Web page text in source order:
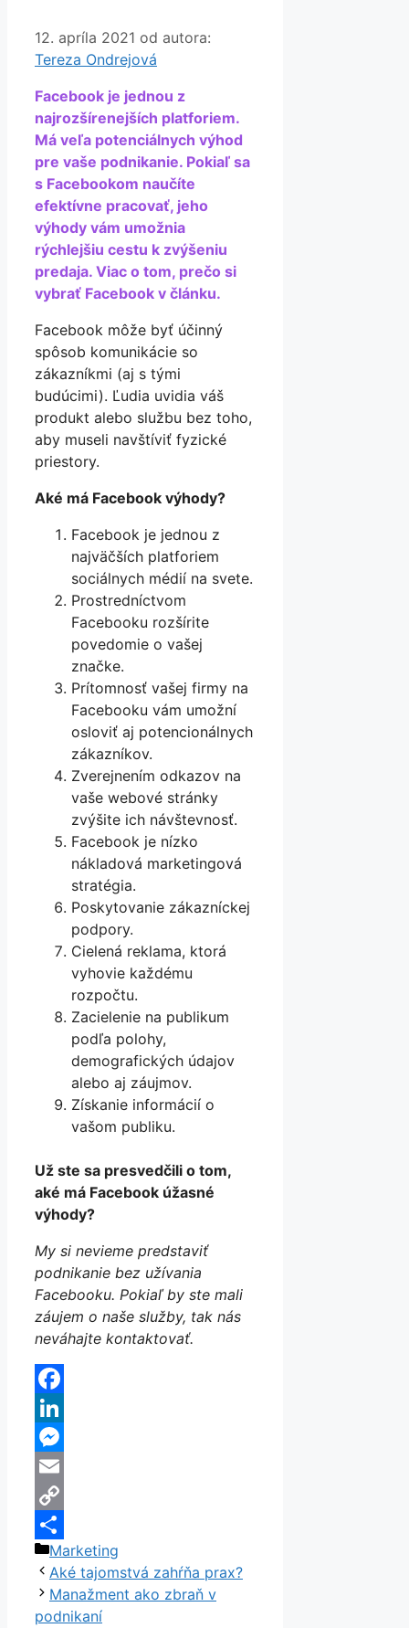
12. apríla 2021 od autora:
Tereza Ondrejová
Facebook je jednou z
najrozšírenejších platforiem.
Má veľa potenciálnych výhod
pre vaše podnikanie. Pokiaľ sa
s Facebookom naučíte
efektívne pracovať, jeho
výhody vám umožnia
rýchlejšiu cestu k zvýšeniu
predaja. Viac o tom, prečo si
vybrať Facebook v článku.
Facebook môže byť účinný
spôsob komunikácie so
zákazníkmi (aj s tými
budúcimi). Ľudia uvidia váš
produkt alebo službu bez toho,
aby museli navštíviť fyzické
priestory.
Aké má Facebook výhody?
Facebook je jednou z
najväčších platforiem
sociálnych médií na svete.
Prostredníctvom
Facebooku rozšírite
povedomie o vašej
značke.
Prítomnosť vašej firmy na
Facebooku vám umožní
osloviť aj potencionálnych
zákazníkov.
Zverejnením odkazov na
vaše webové stránky
zvýšite ich návštevnosť.
Facebook je nízko
nákladová marketingová
stratégia.
Poskytovanie zákazníckej
podpory.
Cielená reklama, ktorá
vyhovie každému
rozpočtu.
Zacielenie na publikum
podľa polohy,
demografických údajov
alebo aj záujmov.
Získanie informácií o
vašom publiku.
Už ste sa presvedčili o tom,
aké má Facebook úžasné
výhody?
My si nevieme predstaviť
podnikanie bez užívania
Facebooku. Pokiaľ by ste mali
záujem o naše služby, tak nás
neváhajte kontaktovať.
Facebook
LinkedIn
Messenger
Email
Copy
Link
Share
Kategórie
Marketing
Aké tajomstvá zahŕňa prax?
Manažment ako zbraň v
podnikaní